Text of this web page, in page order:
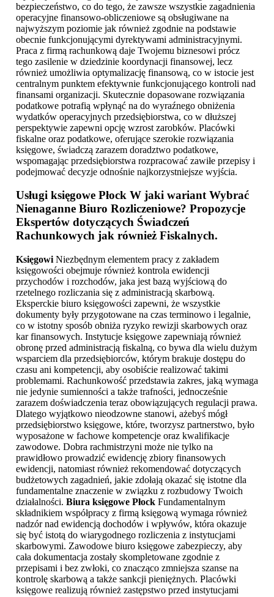
bezpieczeństwo, co do tego, że zawsze wszystkie zagadnienia
operacyjne finansowo-obliczeniowe są obsługiwane na
najwyższym poziomie jak również zgodnie na podstawie
obecnie funkcjonującymi dyrektywami administracyjnymi.
Praca z firmą rachunkową daje Twojemu biznesowi prócz
tego zasilenie w dziedzinie koordynacji finansowej, lecz
również umożliwia optymalizację finansową, co w istocie jest
centralnym punktem efektywnie funkcjonującego kontroli nad
finansami organizacji. Skutecznie dopasowane rozwiązania
podatkowe potrafią wpłynąć na do wyraźnego obniżenia
wydatków operacyjnych przedsiębiorstwa, co w dłuższej
perspektywie zapewni opcję wzrost zarobków. Placówki
fiskalne oraz podatkowe, oferujące szerokie rozwiązania
księgowe, świadczą zarazem doradztwo podatkowe,
wspomagając przedsiębiorstwa rozpracować zawiłe przepisy i
podejmować decyzje odnośnie najkorzystniejsze wyjścia.
Usługi księgowe Płock W jaki wariant Wybrać
Nienaganne Biuro Rozliczeniowe? Propozycje
Ekspertów dotyczących Świadczeń
Rachunkowych jak również Fiskalnych.
Księgowi Niezbędnym elementem pracy z zakładem
księgowości obejmuje również kontrola ewidencji
przychodów i rozchodów, jaka jest bazą wyjściową do
rzetelnego rozliczania się z administracją skarbową.
Eksperckie biuro księgowości zapewni, że wszystkie
dokumenty były przygotowane na czas terminowo i legalnie,
co w istotny sposób obniża ryzyko rewizji skarbowych oraz
kar finansowych. Instytucje księgowe zapewniają również
obronę przed administracją fiskalną, co bywa dla wielu dużym
wsparciem dla przedsiębiorców, którym brakuje dostępu do
czasu ani kompetencji, aby osobiście realizować takimi
problemami. Rachunkowość przedstawia zakres, jaką wymaga
nie jedynie sumienności a także trafności, jednocześnie
zarazem doświadczenia teraz obowiązujących regulacji prawa.
Dlatego wyjątkowo nieodzowne stanowi, ażebyś mógł
przedsiębiorstwo księgowe, które, tworzysz partnerstwo, było
wyposażone w fachowe kompetencje oraz kwalifikacje
zawodowe. Dobra rachmistrzyni może nie tylko na
prawidłowo prowadzić ewidencję zbiory finansowych
ewidencji, natomiast również rekomendować dotyczących
budżetowych zagadnień, jakie zdołają okazać się istotne dla
fundamentalne znaczenie w związku z rozbudowy Twoich
działalności. Biura księgowe Płock Fundamentalnym
składnikiem współpracy z firmą księgową wymaga również
nadzór nad ewidencją dochodów i wpływów, która okazuje
się być istotą do wiarygodnego rozliczenia z instytucjami
skarbowymi. Zawodowe biuro księgowe zabezpieczy, aby
cała dokumentacja zostały skompletowane zgodnie z
przepisami i bez zwłoki, co znacząco zmniejsza szanse na
kontrolę skarbową a także sankcji pieniężnych. Placówki
księgowe realizują również zastępstwo przed instytucjami